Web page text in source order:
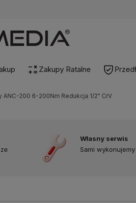
Zakupy Ratalne
200 6-200Nm Redukcja 1/2" CrV
Własny serwis
Sami